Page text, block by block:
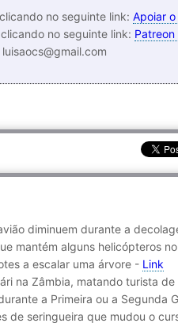
no seguinte link: Apoiar o
no seguinte link:
diminuem durante a
mantém alguns helicópteros
a escalar uma árvore - Link
na Zâmbia, matando turista
a Primeira ou a Segunda
de seringueira que mudou o